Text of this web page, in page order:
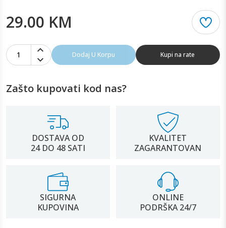
29.00 KM
1 Dodaj U Korpu Kupi na rate
Zašto kupovati kod nas?
DOSTAVA OD
24 DO 48 SATI
KVALITET
ZAGARANTOVAN
SIGURNA
KUPOVINA
ONLINE
PODRŠKA 24/7